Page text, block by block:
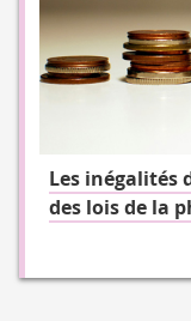
Les inégalités
des lois de la